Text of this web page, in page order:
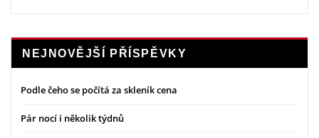
NEJNOVĚJŠÍ PŘÍSPĚVKY
Podle čeho se počítá za skleník cena
Pár nocí i několik týdnů